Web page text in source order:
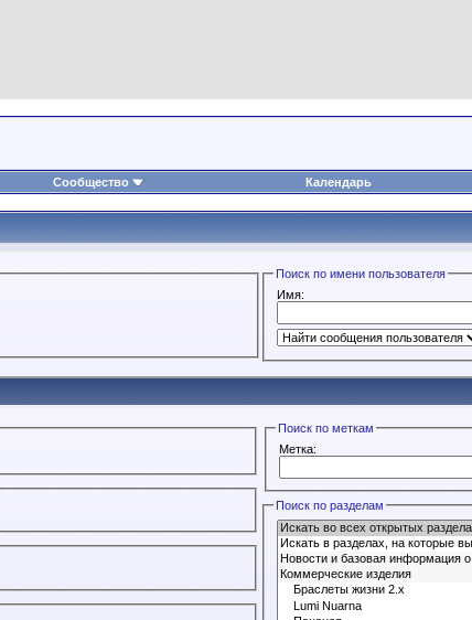
Сообщество Календарь
Поиск по имени пользователя
Имя:
Поиск по меткам
Метка:
Поиск по разделам